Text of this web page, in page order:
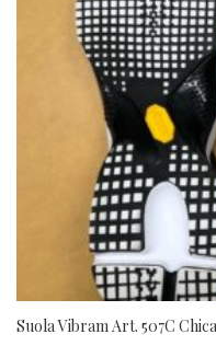
Suola Vibram Art. 507C